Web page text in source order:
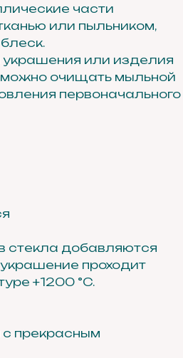
части
или пыльником,
украшения или изделия
очищать мыльной
первоначального
стекла добавляются
проходит
+1200 °C.
с прекрасным